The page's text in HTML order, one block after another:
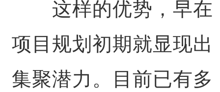
这样的优势，早在
项目规划初期就显现出
集聚潜力。目前已有多